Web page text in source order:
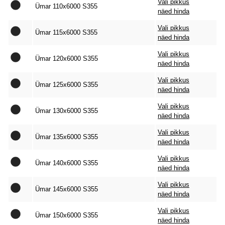
Ümar 110x6000 S355
Vali pikkus
näed hinda
Ümar 115x6000 S355
Vali pikkus
näed hinda
Ümar 120x6000 S355
Vali pikkus
näed hinda
Ümar 125x6000 S355
Vali pikkus
näed hinda
Ümar 130x6000 S355
Vali pikkus
näed hinda
Ümar 135x6000 S355
Vali pikkus
näed hinda
Ümar 140x6000 S355
Vali pikkus
näed hinda
Ümar 145x6000 S355
Vali pikkus
näed hinda
Ümar 150x6000 S355
Vali pikkus
näed hinda